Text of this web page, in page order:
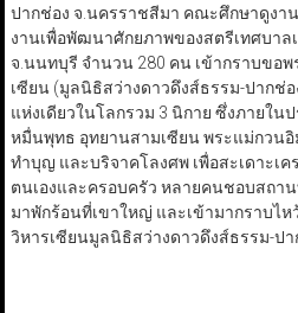
ปากช่อง จ.นครราชสีมา คณะศึกษาดูงา
งานเพื่อพัฒนาศักยภาพของสตรีเทศบาล
จ.นนทบุรี จำนวน 280 คน เข้ากราบขอ
เซียน (มูลนิธิสว่างดาวดึงส์ธรรม-ปากช่
แห่งเดียวในโลกรวม 3 นิกาย ซึ่งภายใน
หมื่นพุทธ อุทยานสามเซียน พระแม่กวน
ทำบุญ และบริจาคโลงศพ เพื่อสะเดาะเ
ตนเองและครอบครัว หลายคนชอบสถา
มาพักร้อนที่เขาใหญ่ และเข้ามากราบไ
วิหารเซียนมูลนิธิสว่างดาวดึงส์ธรรม-ปา